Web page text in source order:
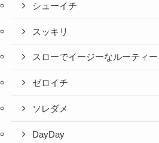
シューイチ
スッキリ
スローでイージーなルーティ
ゼロイチ
ソレダメ
DayDay